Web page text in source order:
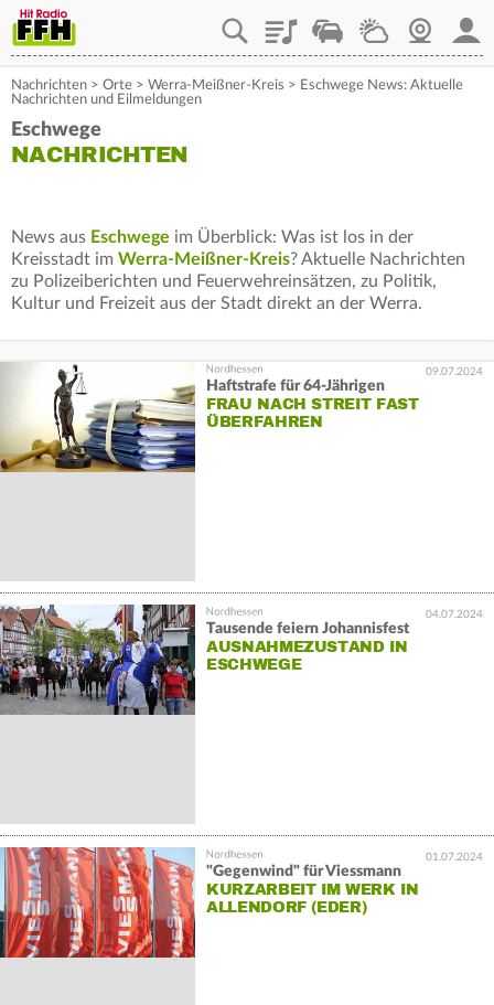
PlaylistStaupilotWetterWebcam
Nachrichten > Orte > Werra-Meißner-Kreis > Eschwege News: Aktuelle
Nachrichten und Eilmeldungen
Eschwege
NACHRICHTEN
News aus Eschwege im Überblick: Was ist los in der
Kreisstadt im Werra-Meißner-Kreis? Aktuelle Nachrichten
zu Polizeiberichten und Feuerwehreinsätzen, zu Politik,
Kultur und Freizeit aus der Stadt direkt an der Werra.
09.07.2024
Haftstrafe für 64-Jährigen
FRAU NACH STREIT FAST
ÜBERFAHREN
04.07.2024
Tausende feiern Johannisfest
AUSNAHMEZUSTAND IN
ESCHWEGE
01.07.2024
"Gegenwind" für Viessmann
KURZARBEIT IM WERK IN
ALLENDORF (EDER)